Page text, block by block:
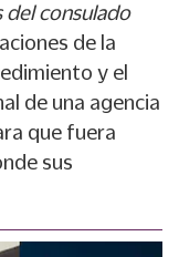
consulado
de la
y el
de una agencia
que fuera
sus